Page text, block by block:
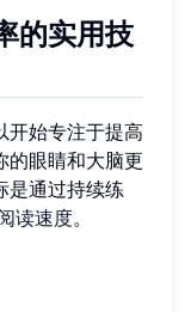
的实用技
开始专注于提高
的眼睛和大脑更
是通过持续练
读速度。